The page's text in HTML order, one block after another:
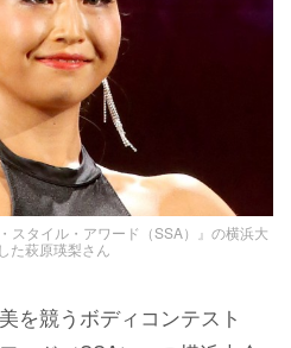
スタイル・アワード（SSA）』の横浜大
た萩原瑛梨さん
を競うボディコンテスト